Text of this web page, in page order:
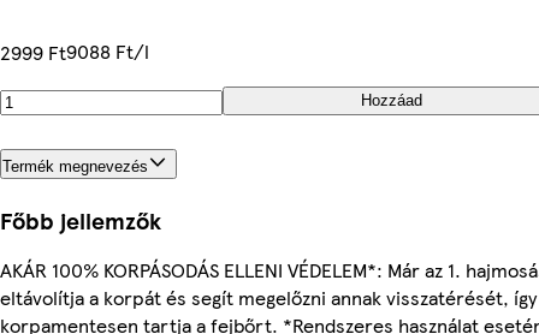
2999 Ft9088 Ft/l
Hozzáad
Termék megnevezés
Főbb jellemzők
AKÁR 100% KORPÁSODÁS ELLENI VÉDELEM*: Már az 1.
eltávolítja a korpát és segít megelőzni annak visszatérését,
korpamentesen tartja a fejbőrt. *Rendszeres használat